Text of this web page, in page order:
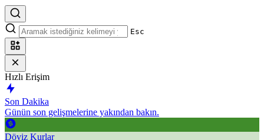
Esc
Hızlı Erişim
Son Dakika
Günün son gelişmelerine yakından bakın.
Döviz Kurlar